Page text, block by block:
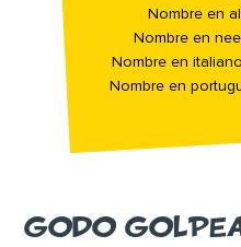
Nombre en
Nombre en
Nombre en
Nombre en
GODO